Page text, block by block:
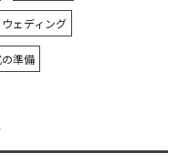
ェディング
準備